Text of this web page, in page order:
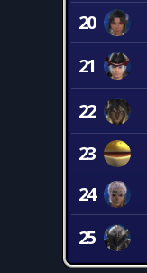
20
21
22
23
24
25